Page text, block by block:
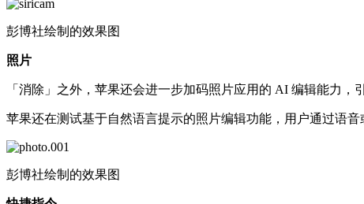
彭博社绘制的效果图
照片
「消除」之外，苹果还会进一步加码照片应用的 AI 编辑能力，
苹果还在测试基于自然语言提示的照片编辑功能，用户通过语
彭博社绘制的效果图